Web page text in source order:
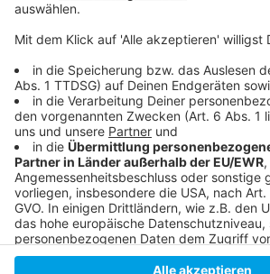
Akzeptieren
powered byUsercentrics
Management Platform
Sam Smith - Diamonds (Official Video)
Anzeige
Anzeige